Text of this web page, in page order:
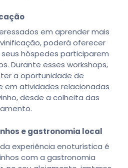
em aprender mais
poderá oferecer
hóspedes participarem
Durante esses workshops,
a oportunidade de
atividades relacionadas
desde a colheita das
e gastronomia local
experiência enoturística é
com a gastronomia